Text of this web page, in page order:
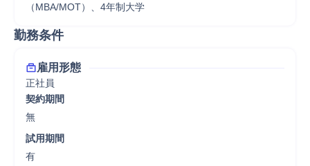
（MBA/MOT）、4年制大学
勤務条件
雇用形態
正社員
契約期間
無
試用期間
有